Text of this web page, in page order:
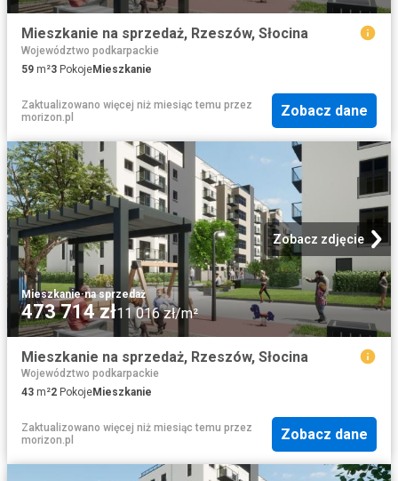
Mieszkanie na sprzedaż, Rzeszów, Słocina
Województwo podkarpackie
59 m²3 PokojeMieszkanie
Zaktualizowano więcej niż miesiąc temu przez
morizon.pl
Zobacz dane
Zobacz zdjęcie
Mieszkanie·na sprzedaż
473 714 zł11 016 zł/m²
Mieszkanie na sprzedaż, Rzeszów, Słocina
Województwo podkarpackie
43 m²2 PokojeMieszkanie
Zaktualizowano więcej niż miesiąc temu przez
morizon.pl
Zobacz dane